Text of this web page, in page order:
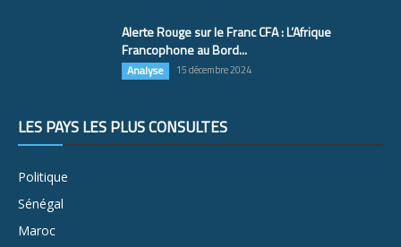
Alerte Rouge sur le Franc CFA : L’Afrique
Francophone au Bord...
Analyse 15 décembre 2024
LES PAYS LES PLUS CONSULTÉS
Politique
Sénégal
Maroc